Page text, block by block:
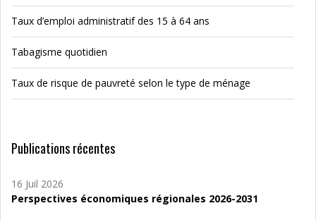
Taux d’emploi administratif des 15 à 64 ans
Tabagisme quotidien
Taux de risque de pauvreté selon le type de ménage
Publications récentes
16 Juil 2026
Perspectives économiques régionales 2026-2031